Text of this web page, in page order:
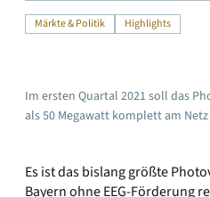
Märkte & Politik Highlights
Im ersten Quartal 2021 soll das
als 50 Megawatt komplett am
Es ist das bislang größte
Bayern ohne EEG-Förderung